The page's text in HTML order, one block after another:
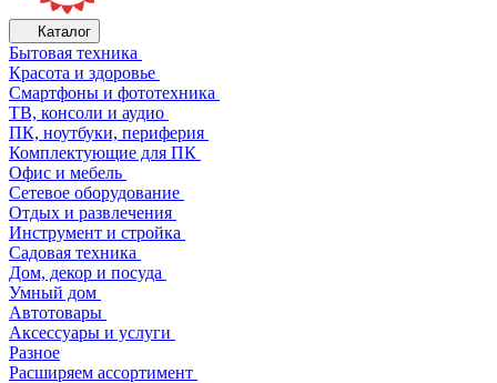
Каталог
Бытовая техника
Красота и здоровье
Смартфоны и фототехника
ТВ, консоли и аудио
ПК, ноутбуки, периферия
Комплектующие для ПК
Офис и мебель
Сетевое оборудование
Отдых и развлечения
Инструмент и стройка
Садовая техника
Дом, декор и посуда
Умный дом
Автотовары
Аксессуары и услуги
Разное
Расширяем ассортимент